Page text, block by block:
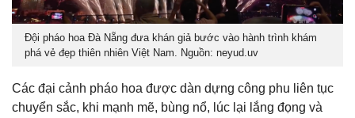
Đội pháo hoa Đà Nẵng đưa khán giả bước vào hành trình khám
phá vẻ đẹp thiên nhiên Việt Nam. Nguồn: neyud.uv
Các đại cảnh pháo hoa được dàn dựng công phu liên tục
chuyển sắc, khi mạnh mẽ, bùng nổ, lúc lại lắng đọng và